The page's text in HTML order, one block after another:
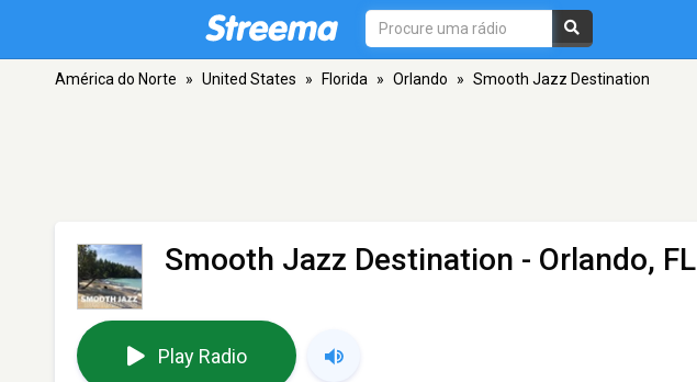
América do Norte » United States » Florida » Orlando » Smooth Jazz Destination
Smooth Jazz Destination - Orlando, FL
Play Radio